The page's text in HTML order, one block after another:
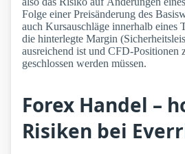
Folge einer Preisänderung des
auch Kursauschläge innerhalb eines
die hinterlegte Margin
ausreichend ist und CFD-Positionen
geschlossen werden müssen.
Forex Handel –
Risiken bei